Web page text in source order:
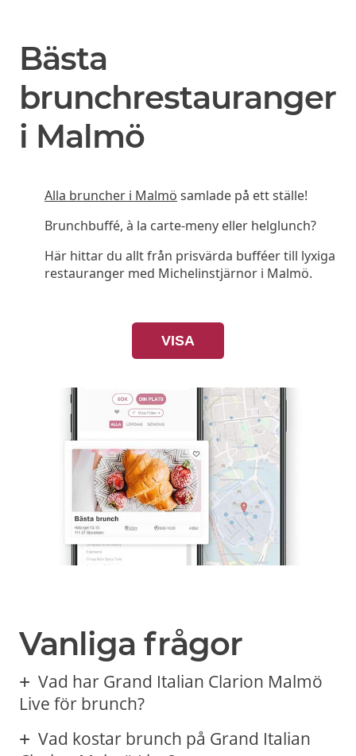
Bästa
brunchrestauranger
i Malmö
Alla bruncher i Malmö samlade på ett ställe!
Brunchbuffé, à la carte-meny eller helglunch?
Här hittar du allt från prisvärda bufféer till lyxiga
restauranger med Michelinstjärnor i Malmö.
VISA
Vanliga frågor
Vad har Grand Italian Clarion Malmö
Live för brunch?
Vad kostar brunch på Grand Italian